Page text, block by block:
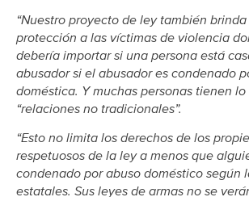
“Nuestro proyecto de ley también
protección a las víctimas de violencia
debería importar si una persona está
abusador si el abusador es condenado
doméstica. Y muchas personas tienen
“relaciones no tradicionales”.
“Esto no limita los derechos de los
respetuosos de la ley a menos que
condenado por abuso doméstico según
estatales. Sus leyes de armas no se